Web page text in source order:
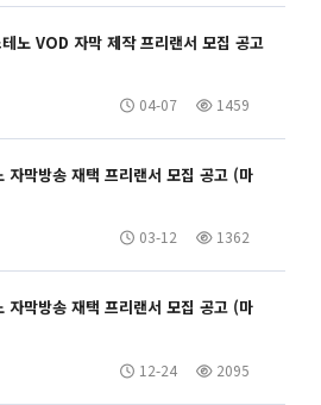
노 VOD 자막 제작 프리랜서 모집 공고
1459
04-07
자막방송 재택 프리랜서 모집 공고 (마
1362
03-12
자막방송 재택 프리랜서 모집 공고 (마
2095
12-24